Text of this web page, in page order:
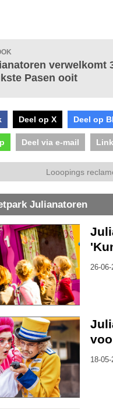
verwelkomt
Pasen ooit
Deel op X Deel op
Deel via e-mail
Looopings
Julianatoren
26-
18-